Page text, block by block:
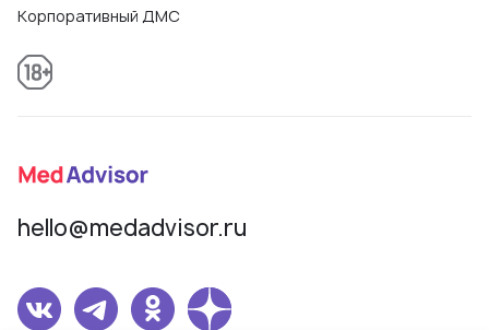
Корпоративный ДМС
hello@medadvisor.ru